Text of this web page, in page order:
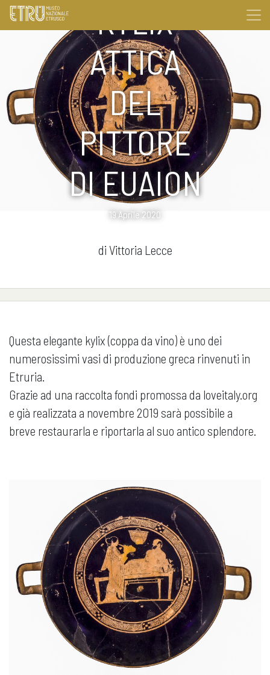
KYLIX
ATTICA
DEL
PITTORE
DI EUAION
19 Aprile 2020
di Vittoria Lecce
Questa elegante kylix (coppa da vino) è uno dei
numerosissimi vasi di produzione greca rinvenuti in
Etruria.
Grazie ad una raccolta fondi promossa da loveitaly.org
e già realizzata a novembre 2019 sarà possibile a
breve restaurarla e riportarla al suo antico splendore.